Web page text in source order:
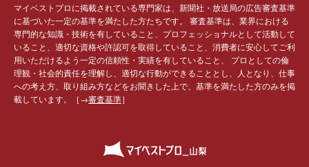
マイベストプロに掲載されている専門家は、新聞社・放送局の広告審査基準
に基づいた一定の基準を満たした方たちです。 審査基準は、業界における
専門的な知識・技術を有していること、プロフェッショナルとして活動して
いること、適切な資格や許認可を取得していること、消費者に安心してご利
用いただけるよう一定の信頼性・実績を有していること、 プロとしての倫
理観・社会的責任を理解し、適切な行動ができることとし、人となり、仕事
への考え方、取り組み方などをお聞きした上で、基準を満たした方のみを掲
載しています。［→審査基準］